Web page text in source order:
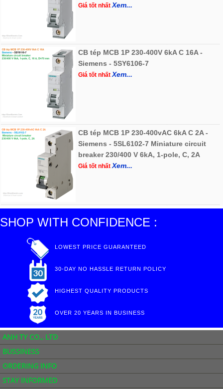
Giá tốt nhấtXem...
CB tép MCB 1P 230-400V 6kA C 16A -
Siemens - 5SY6106-7
Giá tốt nhấtXem...
CB tép MCB 1P 230-400vAC 6kA C 2A -
Siemens - 5SL6102-7 Miniature circuit
breaker 230/400 V 6kA, 1-pole, C, 2A
Giá tốt nhấtXem...
SHOP WITH CONFIDENCE :
LOWEST PRICE GUARANTEED
30-DAY NO HASSLE RETURN POLICY
HIGHEST QUALITY PRODUCTS
OVER 20 YEARS IN BUSINESS
ANH TY CO., LTD
BUSSINESS
ORDERING INFO
STAY INFORMED